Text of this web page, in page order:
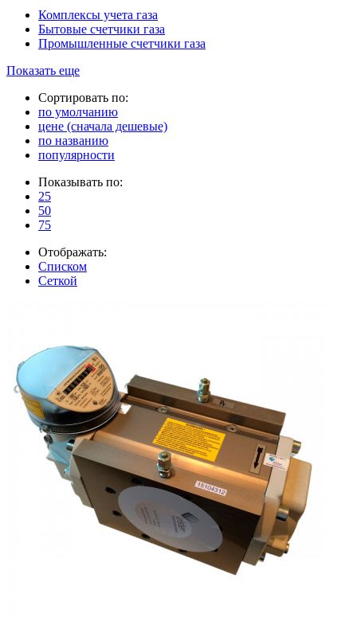
Комплексы учета газа
Бытовые счетчики газа
Промышленные счетчики газа
Показать еще
Сортировать по:
по умолчанию
цене (сначала дешевые)
по названию
популярности
Показывать по:
25
50
75
Отображать:
Списком
Сеткой